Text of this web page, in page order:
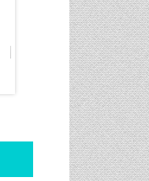
Πρωτότυπες Ιδέες
Μανικιούρ!